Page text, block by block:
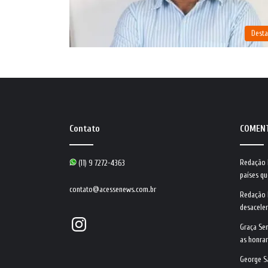
Contato
(11) 9 7272-4363
contato@acessenews.com.br
Instagram
Redação
países
Redação
Graça
as
George